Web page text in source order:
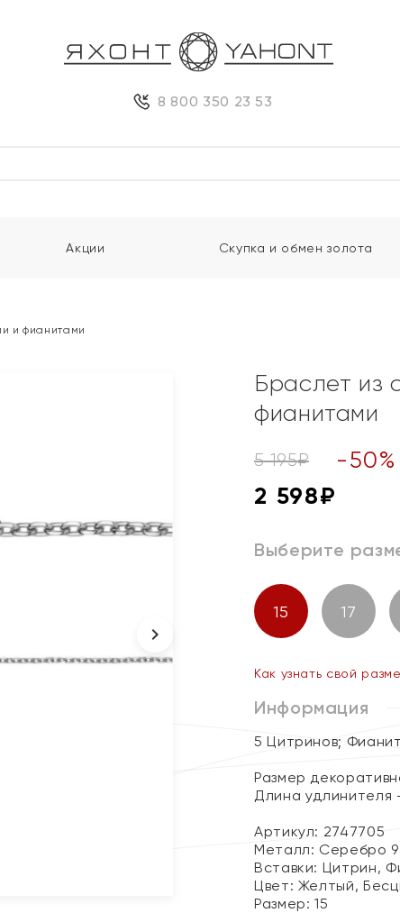
8 800 350 23 53
Акции Скупка и обмен золота
и фианитами
Браслет из
фианитами
5 195₽ -50%
2 598₽
Выберите
15 17
Как узнать свой
Информация
5 Цитринов;
Размер
Длина удлинителя
Артикул: 2747705
Металл: Серебро
Вставки: Цитрин,
Цвет: Желтый,
Размер:15